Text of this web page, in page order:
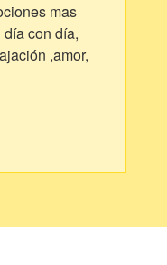
mas
con día,
,amor,
así y me
un lugar